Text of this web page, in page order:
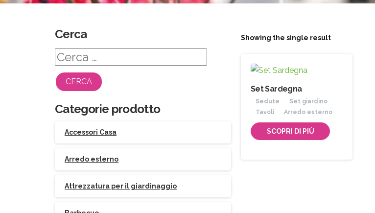
Showing the single result
Set Sardegna
Sedute
Set giardino
Tavoli
Arredo esterno
SCOPRI DI PIÙ
Cerca
Ricerca
per:
Categorie prodotto
Accessori Casa
Arredo esterno
Attrezzatura per il giardinaggio